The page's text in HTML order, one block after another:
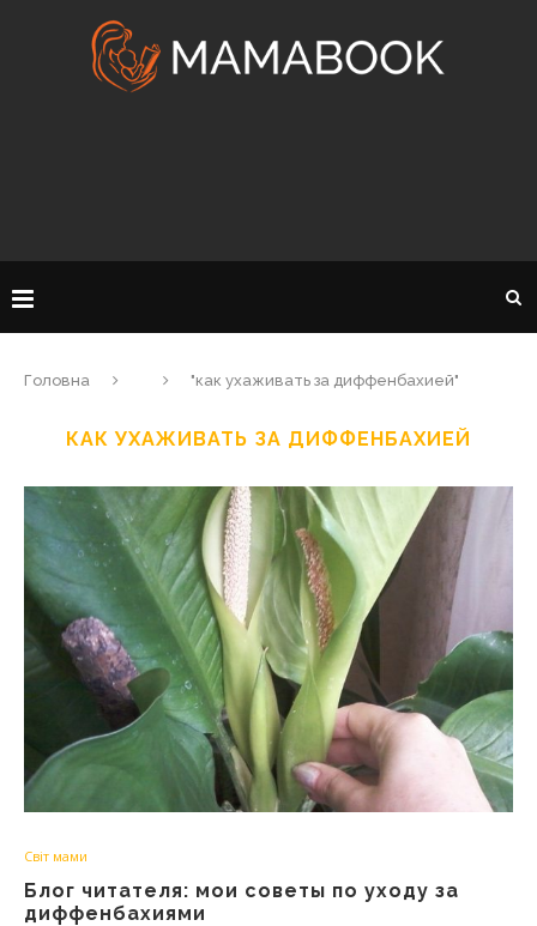
Головна "как ухаживать за диффенбахией"
КАК УХАЖИВАТЬ ЗА ДИФФЕНБАХИЕЙ
Світ мами
Блог читателя: мои советы по уходу за
диффенбахиями